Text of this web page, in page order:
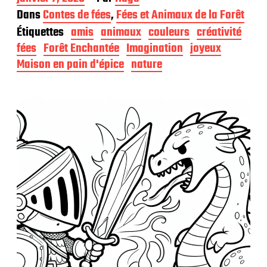
a
t
e
d
e
p
l
i
c
a
t
n
DansContes de fées,Fées et Animaux de la Forêt
Étiquettes amis animaux couleurs créativité
fées Forêt Enchantée Imagination joyeux
Maison en pain d'épice nature